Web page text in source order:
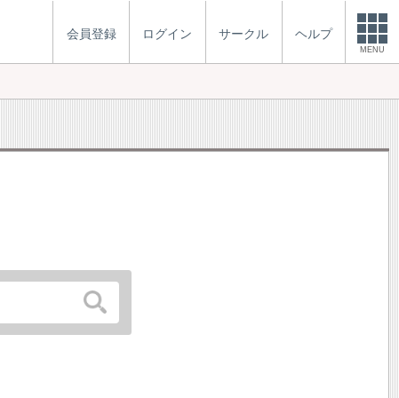
会員登録 ログイン サークル ヘルプ
MENU